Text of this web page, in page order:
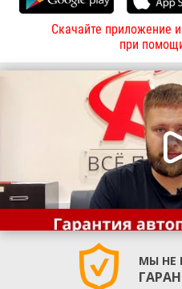
Скачайте приложение
при
МЫ НЕ